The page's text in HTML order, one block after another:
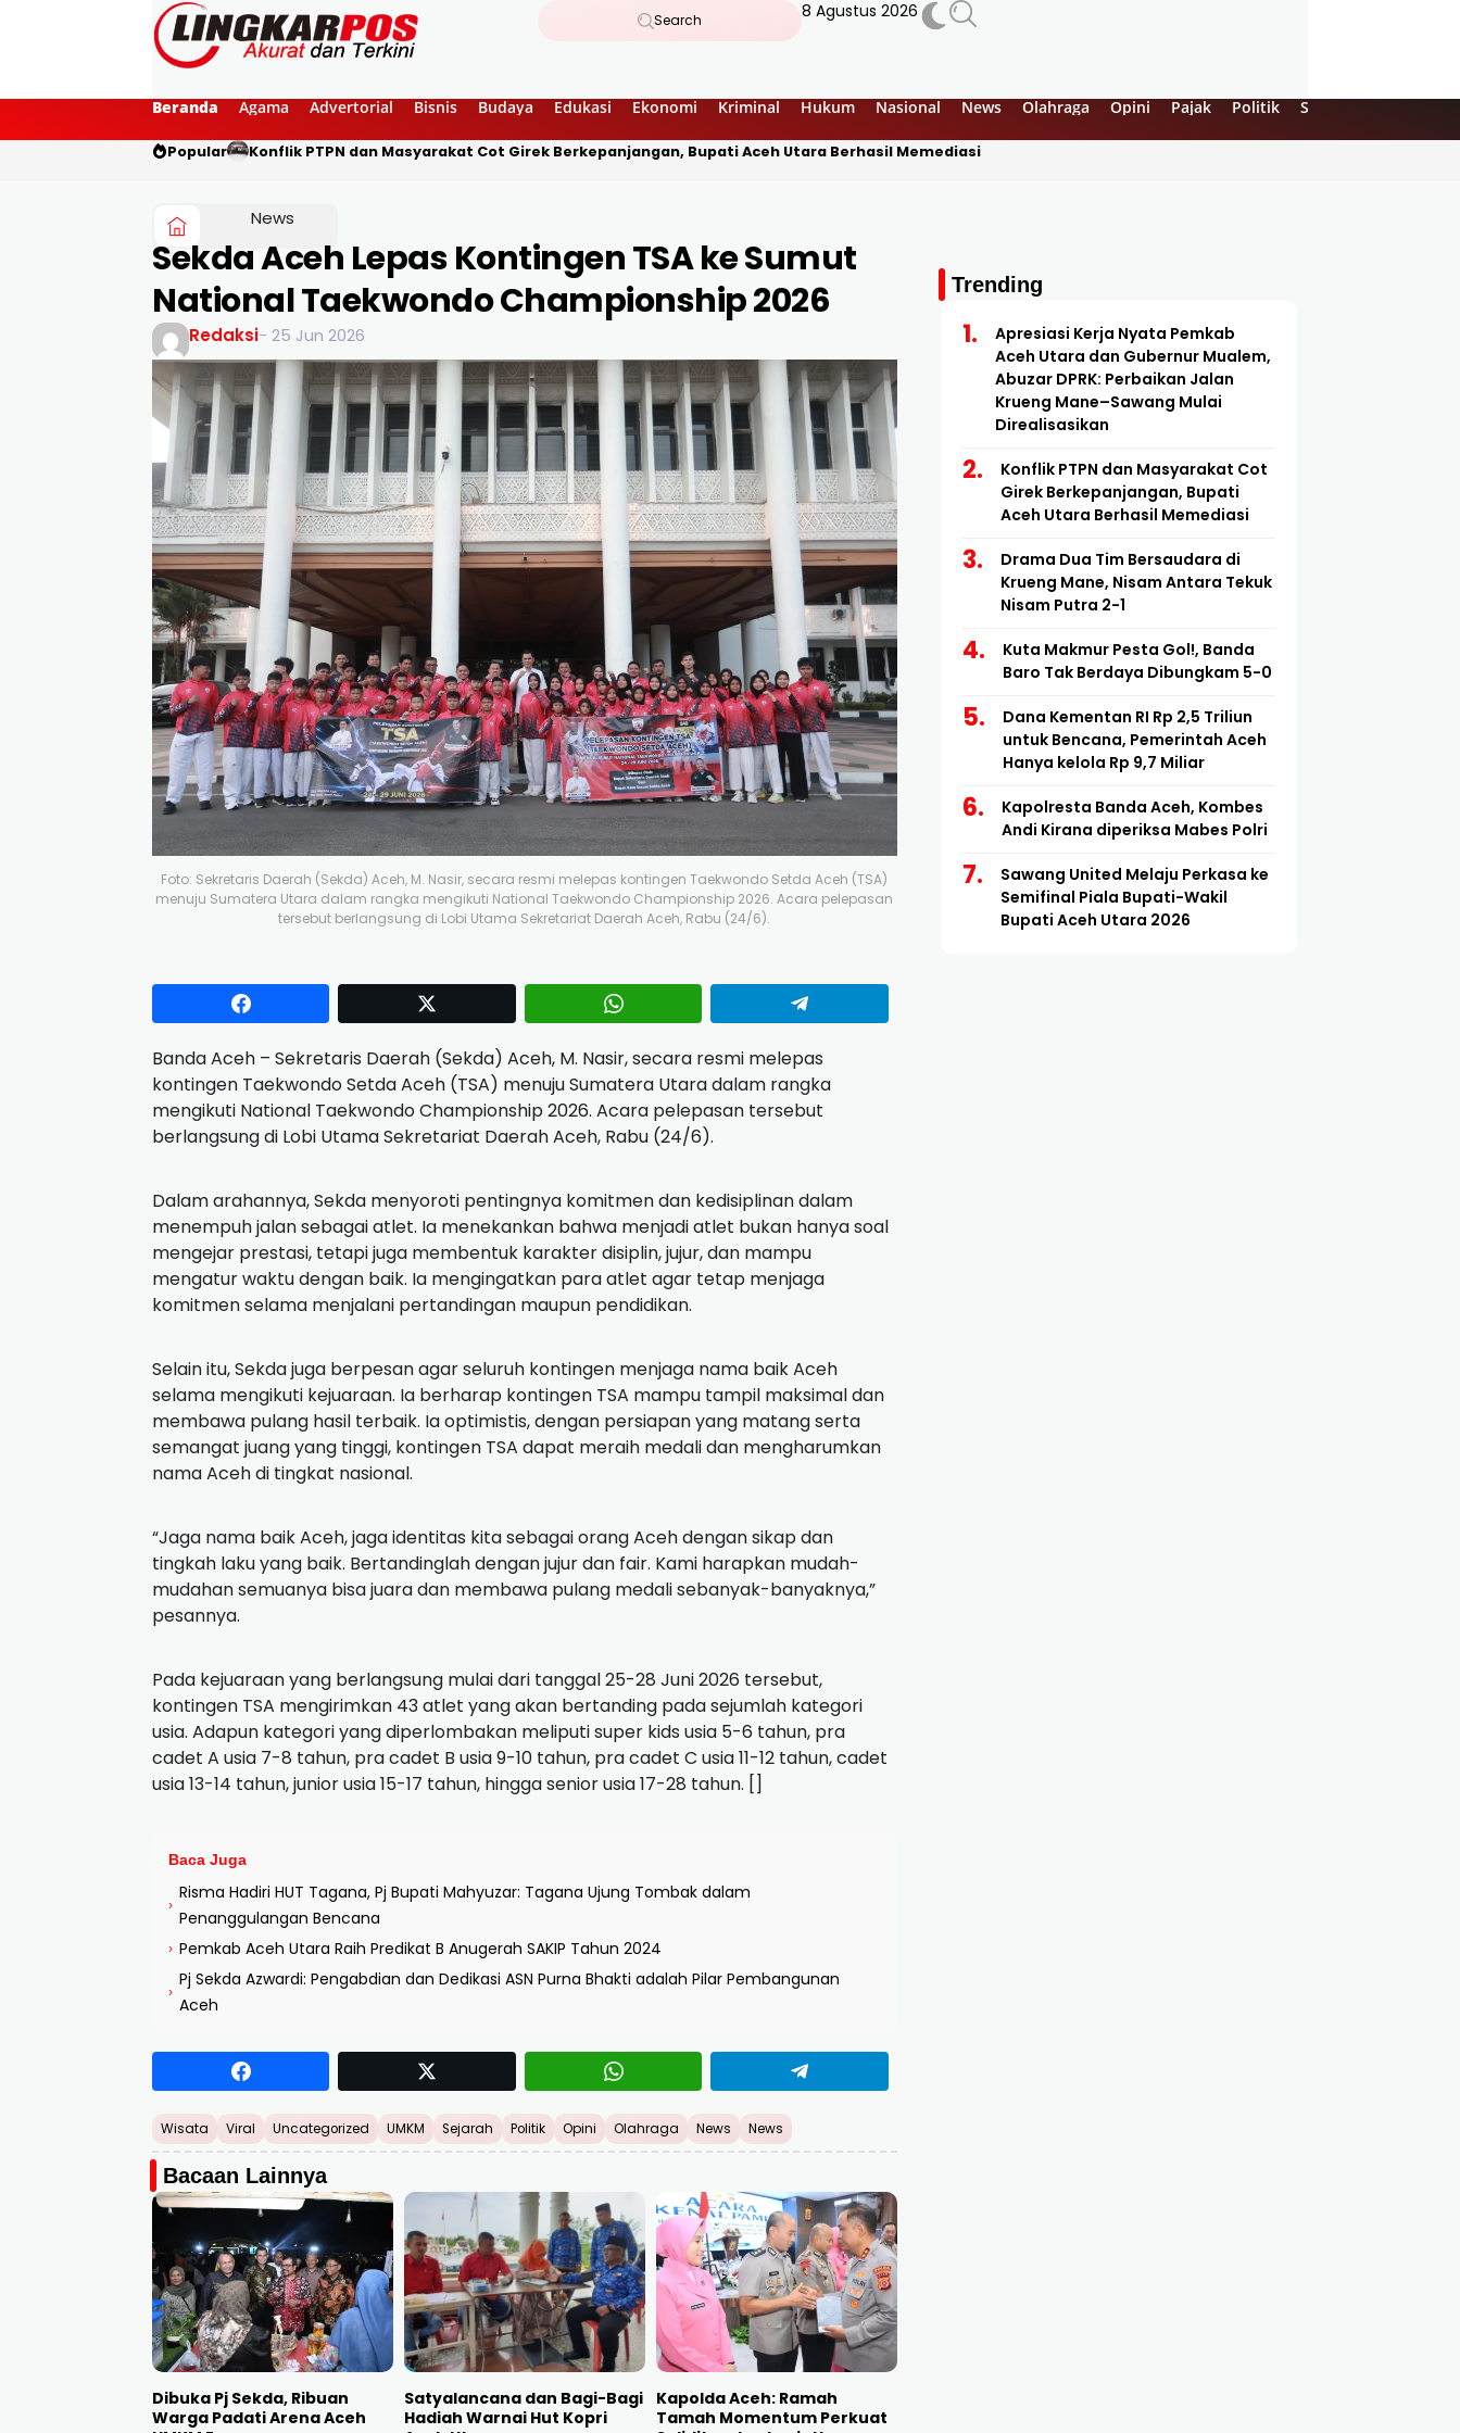
Search 8 Agustus 2026
Beranda Agama Advertorial Bisnis Budaya Edukasi Ekonomi Kriminal Hukum Nasional News Olahraga Opini Pajak Politik Sejarah
Popular Konflik PTPN dan Masyarakat Cot Girek Berkepanjangan, Bupati Aceh Utara Berhasil Memediasi
News
Sekda Aceh Lepas Kontingen TSA ke Sumut
National Taekwondo Championship 2026
Redaksi- 25 Jun 2026
Foto: Sekretaris Daerah (Sekda) Aceh, M. Nasir, secara resmi melepas kontingen Taekwondo Setda Aceh (TSA)
menuju Sumatera Utara dalam rangka mengikuti National Taekwondo Championship 2026. Acara pelepasan
tersebut berlangsung di Lobi Utama Sekretariat Daerah Aceh, Rabu (24/6).
Banda Aceh – Sekretaris Daerah (Sekda) Aceh, M. Nasir, secara resmi melepas
kontingen Taekwondo Setda Aceh (TSA) menuju Sumatera Utara dalam rangka
mengikuti National Taekwondo Championship 2026. Acara pelepasan tersebut
berlangsung di Lobi Utama Sekretariat Daerah Aceh, Rabu (24/6).
Dalam arahannya, Sekda menyoroti pentingnya komitmen dan kedisiplinan dalam
menempuh jalan sebagai atlet. Ia menekankan bahwa menjadi atlet bukan hanya soal
mengejar prestasi, tetapi juga membentuk karakter disiplin, jujur, dan mampu
mengatur waktu dengan baik. Ia mengingatkan para atlet agar tetap menjaga
komitmen selama menjalani pertandingan maupun pendidikan.
Selain itu, Sekda juga berpesan agar seluruh kontingen menjaga nama baik Aceh
selama mengikuti kejuaraan. Ia berharap kontingen TSA mampu tampil maksimal dan
membawa pulang hasil terbaik. Ia optimistis, dengan persiapan yang matang serta
semangat juang yang tinggi, kontingen TSA dapat meraih medali dan mengharumkan
nama Aceh di tingkat nasional.
“Jaga nama baik Aceh, jaga identitas kita sebagai orang Aceh dengan sikap dan
tingkah laku yang baik. Bertandinglah dengan jujur dan fair. Kami harapkan mudah-
mudahan semuanya bisa juara dan membawa pulang medali sebanyak-banyaknya,”
pesannya.
Pada kejuaraan yang berlangsung mulai dari tanggal 25-28 Juni 2026 tersebut,
kontingen TSA mengirimkan 43 atlet yang akan bertanding pada sejumlah kategori
usia. Adapun kategori yang diperlombakan meliputi super kids usia 5-6 tahun, pra
cadet A usia 7-8 tahun, pra cadet B usia 9-10 tahun, pra cadet C usia 11-12 tahun, cadet
usia 13-14 tahun, junior usia 15-17 tahun, hingga senior usia 17-28 tahun. []
Baca Juga
›
Risma Hadiri HUT Tagana, Pj Bupati Mahyuzar: Tagana Ujung Tombak dalam
Penanggulangan Bencana
› Pemkab Aceh Utara Raih Predikat B Anugerah SAKIP Tahun 2024
›
Pj Sekda Azwardi: Pengabdian dan Dedikasi ASN Purna Bhakti adalah Pilar Pembangunan
Aceh
Wisata Viral Uncategorized UMKM Sejarah Politik Opini Olahraga News News
Bacaan Lainnya
Dibuka Pj Sekda, Ribuan
Warga Padati Arena Aceh
Satyalancana dan Bagi-Bagi
Hadiah Warnai Hut Kopri
Kapolda Aceh: Ramah
Tamah Momentum Perkuat
Trending
Apresiasi Kerja Nyata Pemkab
Aceh Utara dan Gubernur Mualem,
Abuzar DPRK: Perbaikan Jalan
Krueng Mane–Sawang Mulai
Direalisasikan
Konflik PTPN dan Masyarakat Cot
Girek Berkepanjangan, Bupati
Aceh Utara Berhasil Memediasi
Drama Dua Tim Bersaudara di
Krueng Mane, Nisam Antara Tekuk
Nisam Putra 2-1
Kuta Makmur Pesta Gol!, Banda
Baro Tak Berdaya Dibungkam 5-0
Dana Kementan RI Rp 2,5 Triliun
untuk Bencana, Pemerintah Aceh
Hanya kelola Rp 9,7 Miliar
Kapolresta Banda Aceh, Kombes
Andi Kirana diperiksa Mabes Polri
Sawang United Melaju Perkasa ke
Semifinal Piala Bupati-Wakil
Bupati Aceh Utara 2026